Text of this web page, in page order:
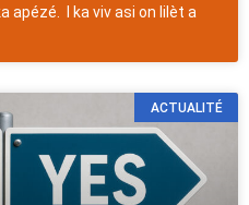
apézé. I ka viv asi on lilèt a
ACTUALITÉ